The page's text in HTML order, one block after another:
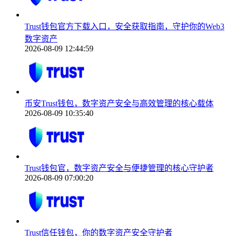
Trust钱包官方下载入口，安全获取指南，守护你的Web3
数字资产
2026-08-09 12:44:59
币安Trust钱包，数字资产安全与高效管理的核心载体
2026-08-09 10:35:40
Trust钱包官，数字资产安全与便捷管理的核心守护者
2026-08-09 07:00:20
Trust信任钱包，你的数字资产安全守护者